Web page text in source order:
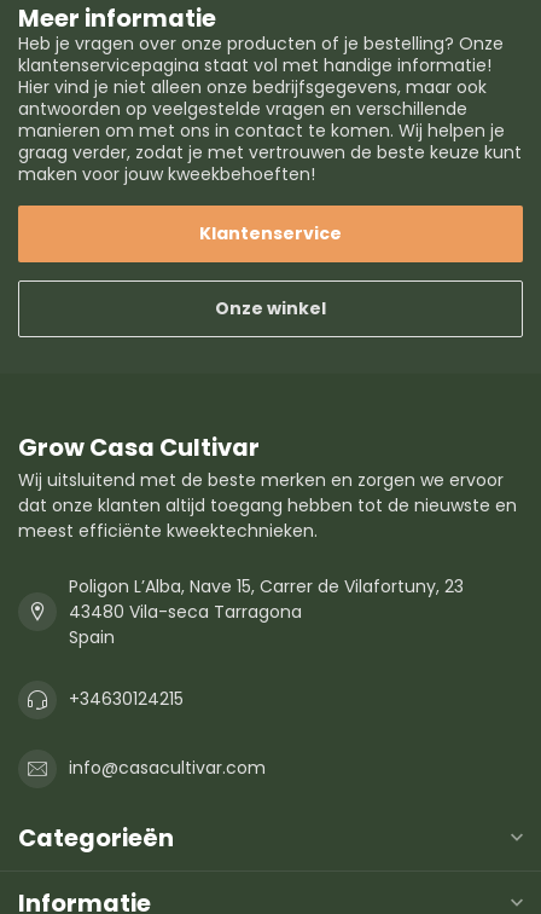
Meer informatie
Heb je vragen over onze producten of je bestelling? Onze
klantenservicepagina staat vol met handige informatie!
Hier vind je niet alleen onze bedrijfsgegevens, maar ook
antwoorden op veelgestelde vragen en verschillende
manieren om met ons in contact te komen. Wij helpen je
graag verder, zodat je met vertrouwen de beste keuze kunt
maken voor jouw kweekbehoeften!
Klantenservice
Onze winkel
Grow Casa Cultivar
Wij uitsluitend met de beste merken en zorgen we ervoor
dat onze klanten altijd toegang hebben tot de nieuwste en
meest efficiënte kweektechnieken.
Poligon L’Alba, Nave 15, Carrer de Vilafortuny, 23
43480 Vila-seca Tarragona
Spain
+34630124215
info@casacultivar.com
Categorieën
Informatie